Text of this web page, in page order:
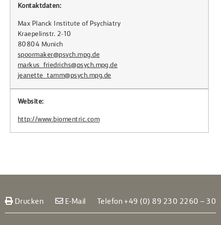
Kontaktdaten:
Max Planck Institute of Psychiatry
Kraepelinstr. 2-10
80804 Munich
spoormaker@psych.mpg.de
markus_friedrichs@psych.mpg.de
jeanette_tamm@psych.mpg.de
Website:
http://www.biomentric.com
Drucken E-Mail Telefon +49 (0) 89 230 2260 – 30